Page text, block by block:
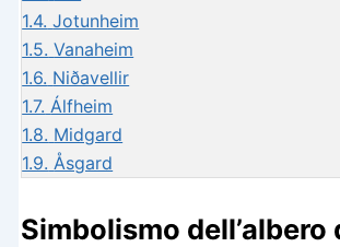
1.4. Jotunheim
1.5. Vanaheim
1.6. Niðavellir
1.7. Álfheim
1.8. Midgard
1.9. Åsgard
Simbolismo dell’albero